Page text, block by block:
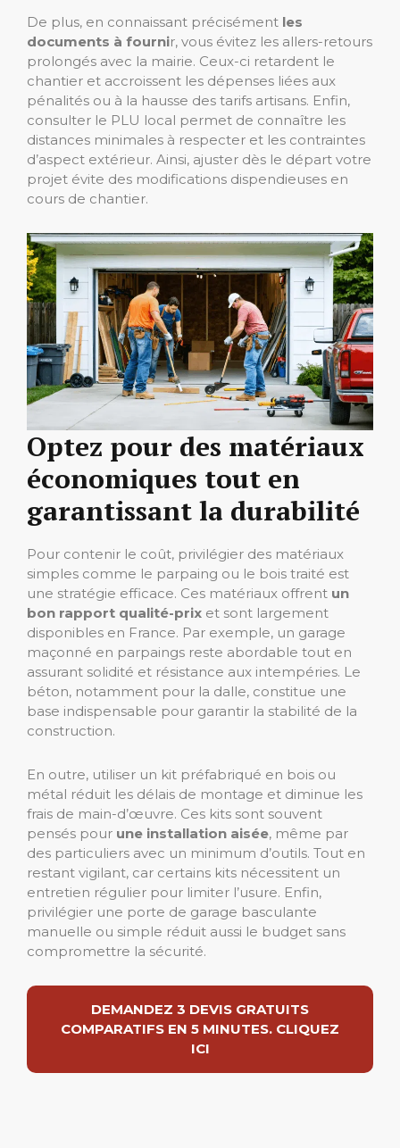
De plus, en connaissant précisément les
documents à fournir, vous évitez les allers-retours
prolongés avec la mairie. Ceux-ci retardent le
chantier et accroissent les dépenses liées aux
pénalités ou à la hausse des tarifs artisans. Enfin,
consulter le PLU local permet de connaître les
distances minimales à respecter et les contraintes
d’aspect extérieur. Ainsi, ajuster dès le départ votre
projet évite des modifications dispendieuses en
cours de chantier.
Optez pour des matériaux
économiques tout en
garantissant la durabilité
Pour contenir le coût, privilégier des matériaux
simples comme le parpaing ou le bois traité est
une stratégie efficace. Ces matériaux offrent un
bon rapport qualité-prix et sont largement
disponibles en France. Par exemple, un garage
maçonné en parpaings reste abordable tout en
assurant solidité et résistance aux intempéries. Le
béton, notamment pour la dalle, constitue une
base indispensable pour garantir la stabilité de la
construction.
En outre, utiliser un kit préfabriqué en bois ou
métal réduit les délais de montage et diminue les
frais de main-d’œuvre. Ces kits sont souvent
pensés pour une installation aisée, même par
des particuliers avec un minimum d’outils. Tout en
restant vigilant, car certains kits nécessitent un
entretien régulier pour limiter l’usure. Enfin,
privilégier une porte de garage basculante
manuelle ou simple réduit aussi le budget sans
compromettre la sécurité.
DEMANDEZ 3 DEVIS GRATUITS
COMPARATIFS EN 5 MINUTES. CLIQUEZ
ICI